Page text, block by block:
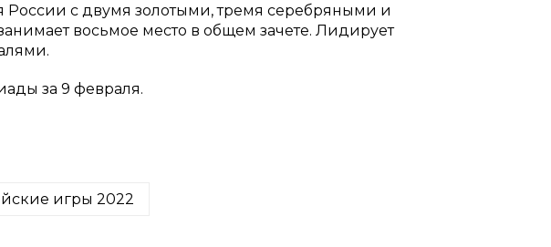
России с двумя золотыми, тремя серебряными и
восьмое место в общем зачете. Лидирует
за 9 февраля.
игры 2022